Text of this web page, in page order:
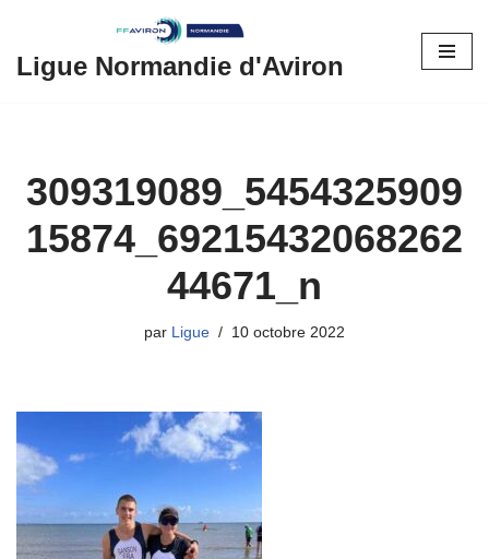
Aller
Ligue Normandie d'Aviron
309319089_5454325909
15874_69215432068262
44671_n
par Ligue 10 octobre 2022